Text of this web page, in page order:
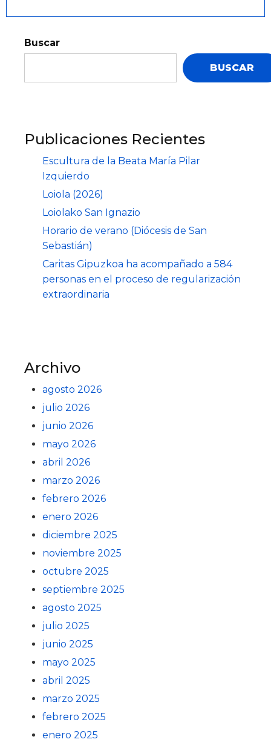
Buscar
BUSCAR
Publicaciones Recientes
Escultura de la Beata María Pilar
Izquierdo
Loiola (2026)
Loiolako San Ignazio
Horario de verano (Diócesis de San
Sebastián)
Caritas Gipuzkoa ha acompañado a 584
personas en el proceso de regularización
extraordinaria
Archivo
agosto 2026
julio 2026
junio 2026
mayo 2026
abril 2026
marzo 2026
febrero 2026
enero 2026
diciembre 2025
noviembre 2025
octubre 2025
septiembre 2025
agosto 2025
julio 2025
junio 2025
mayo 2025
abril 2025
marzo 2025
febrero 2025
enero 2025